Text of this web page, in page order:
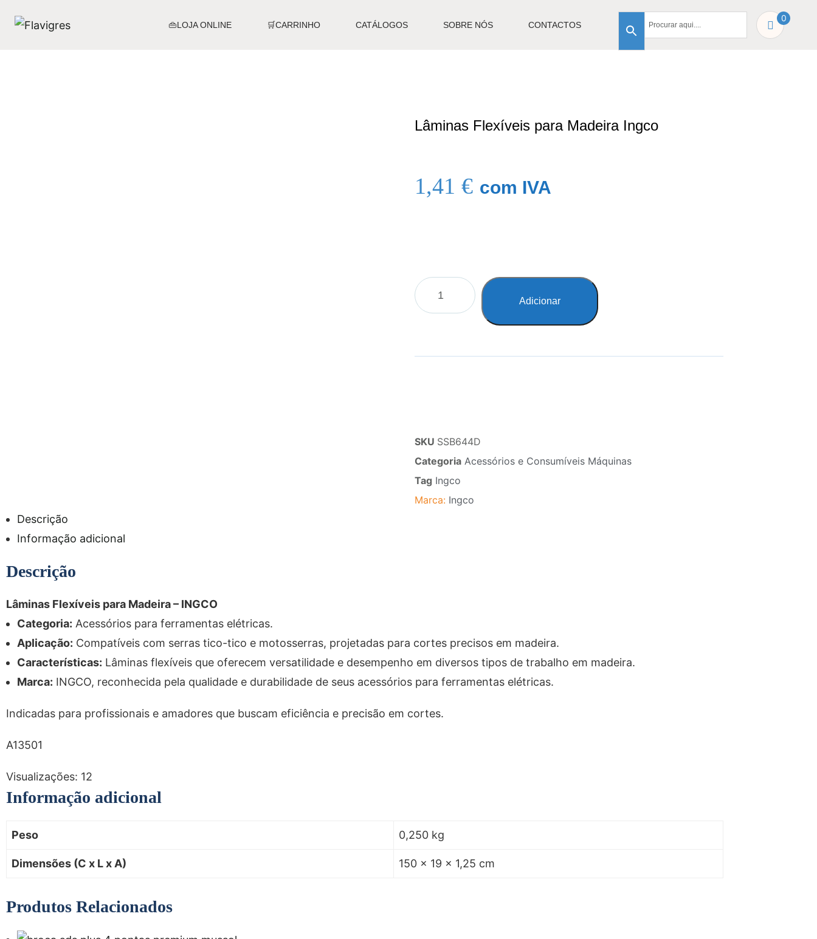
👜LOJA ONLINE 🛒CARRINHO CATÁLOGOS SOBRE NÓS CONTACTOS
0
Lâminas Flexíveis para Madeira Ingco
1,41 € com IVA
Adicionar
SKU SSB644D
Categoria Acessórios e Consumíveis Máquinas
Tag Ingco
Marca: Ingco
Descrição
Informação adicional
Descrição
Lâminas Flexíveis para Madeira – INGCO
Categoria: Acessórios para ferramentas elétricas.
Aplicação: Compatíveis com serras tico-tico e motosserras, projetadas para cortes precisos em madeira.
Características: Lâminas flexíveis que oferecem versatilidade e desempenho em diversos tipos de trabalho em madeira.
Marca: INGCO, reconhecida pela qualidade e durabilidade de seus acessórios para ferramentas elétricas.
Indicadas para profissionais e amadores que buscam eficiência e precisão em cortes.
A13501
Visualizações: 12
Informação adicional
Peso 0,250 kg
Dimensões (C x L x A) 150 × 19 × 1,25 cm
Produtos Relacionados